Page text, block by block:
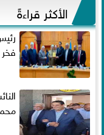
الأكثر قراءةً
فخر